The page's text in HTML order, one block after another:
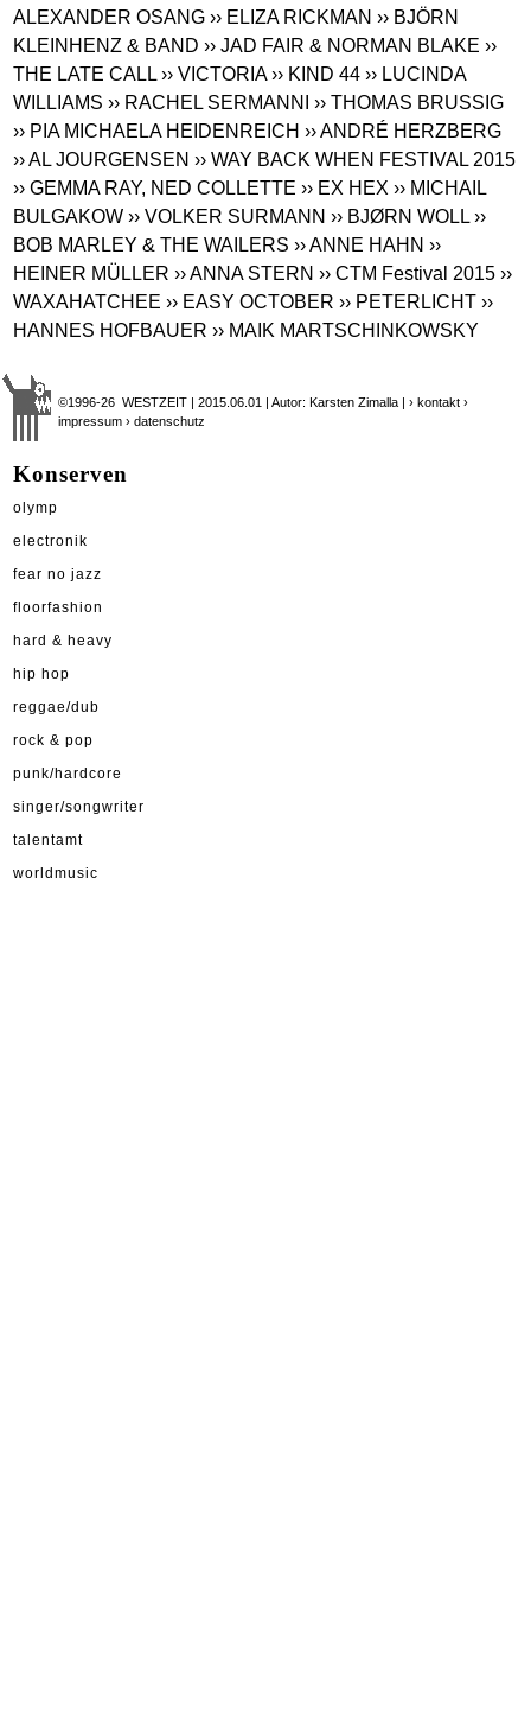
ALEXANDER OSANG ›› ELIZA RICKMAN ›› BJÖRN
KLEINHENZ & BAND ›› JAD FAIR & NORMAN BLAKE ››
THE LATE CALL ›› VICTORIA ›› KIND 44 ›› LUCINDA
WILLIAMS ›› RACHEL SERMANNI
›› THOMAS BRUSSIG
›› PIA MICHAELA HEIDENREICH ›› ANDRÉ HERZBERG
›› AL JOURGENSEN ›› WAY BACK WHEN FESTIVAL 2015
›› GEMMA RAY, NED COLLETTE ›› EX HEX ›› MICHAIL
BULGAKOW ›› VOLKER SURMANN ›› BJØRN WOLL ››
BOB MARLEY & THE WAILERS ›› ANNE HAHN ››
HEINER MÜLLER ›› ANNA STERN ›› CTM Festival 2015 ››
WAXAHATCHEE ›› EASY OCTOBER ›› PETERLICHT ››
HANNES HOFBAUER ›› MAIK MARTSCHINKOWSKY
©1996-26 WESTZEIT | 2015.06.01 | Autor: Karsten Zimalla |› kontakt ›
impressum › datenschutz
Konserven
olymp
electronik
fear no jazz
floorfashion
hard & heavy
hip hop
reggae/dub
rock & pop
punk/hardcore
singer/songwriter
talentamt
worldmusic